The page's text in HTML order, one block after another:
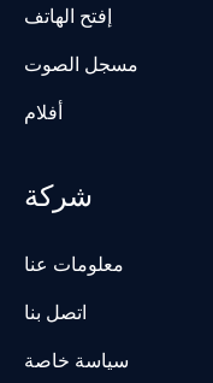
إفتح الهاتف
مسجل الصوت
أفلام
شركة
معلومات عنا
اتصل بنا
سياسة خاصة